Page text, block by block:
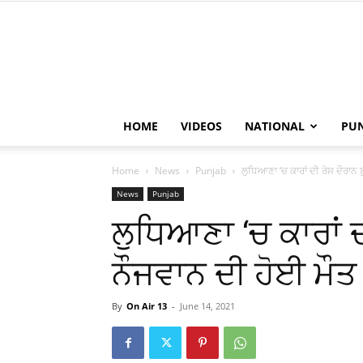
HOME VIDEOS NATIONAL
Home News Punjab ਲੁਧਿਆਣਾ ‘ਚ ਕਾਰਾਂ ਦੀ ਰੇਸ
News Punjab
ਲੁਧਿਆਣਾ ‘ਚ ਕਾਰਾਂ
ਨੌਜਵਾਨ ਦੀ ਹੋਈ ਮੌਤ
By On Air 13 - June 14, 2021